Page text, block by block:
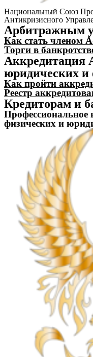
Национальный Союз
Антикризисного
Арбитражным
Как стать членом
Торги в
Аккредитация
юридических и
Как пройти
Реестр
Кредиторам и
Профессиональное
физических и